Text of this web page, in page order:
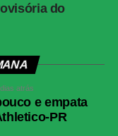
do
atrás
e empata
PR